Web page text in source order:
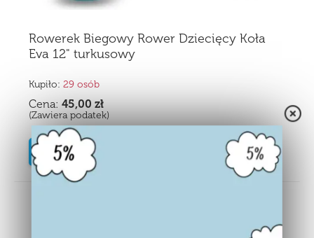
Rowerek Biegowy Rower Dziecięcy Koła
Eva 12" turkusowy
Kupiło: 29 osób
Cena: 45,00 zł
(Zawiera podatek)
KUP